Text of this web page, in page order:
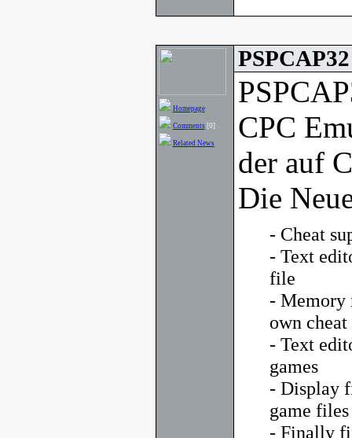
Homepage
Comments [0]
Related News
CPC
der auf
Die
- Cheat
- Text
file
- Memory
own
- Text
games
- Display
game files
- Finally